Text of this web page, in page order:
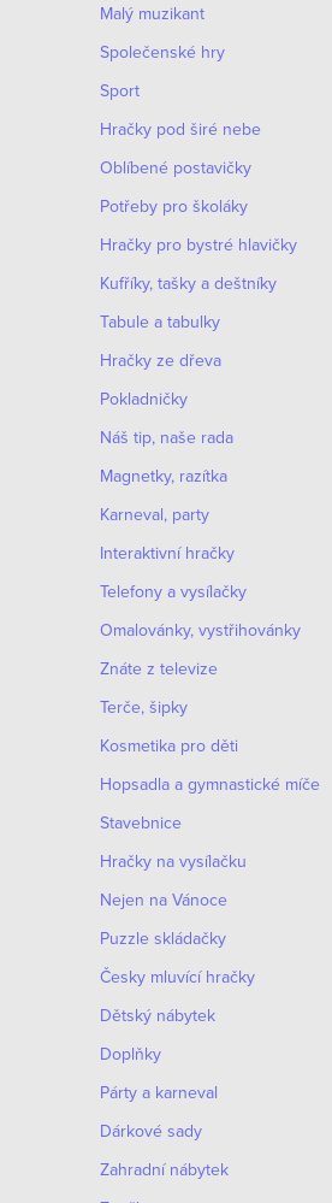
Malý muzikant
Společenské hry
Sport
Hračky pod širé nebe
Oblíbené postavičky
Potřeby pro školáky
Hračky pro bystré hlavičky
Kufříky, tašky a deštníky
Tabule a tabulky
Hračky ze dřeva
Pokladničky
Náš tip, naše rada
Magnetky, razítka
Karneval, party
Interaktivní hračky
Telefony a vysílačky
Omalovánky, vystřihovánky
Znáte z televize
Terče, šipky
Kosmetika pro děti
Hopsadla a gymnastické míče
Stavebnice
Hračky na vysílačku
Nejen na Vánoce
Puzzle skládačky
Česky mluvící hračky
Dětský nábytek
Doplňky
Párty a karneval
Dárkové sady
Zahradní nábytek